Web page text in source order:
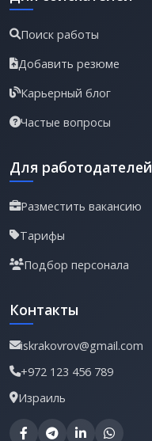
Поиск работы
Добавить резюме
Карьерный блог
Частые вопросы
Для работодателей
Разместить вакансию
Тарифы
Подбор персонала
Контакты
iskrakovrov@gmail.com
+972 123 456 789
Израиль